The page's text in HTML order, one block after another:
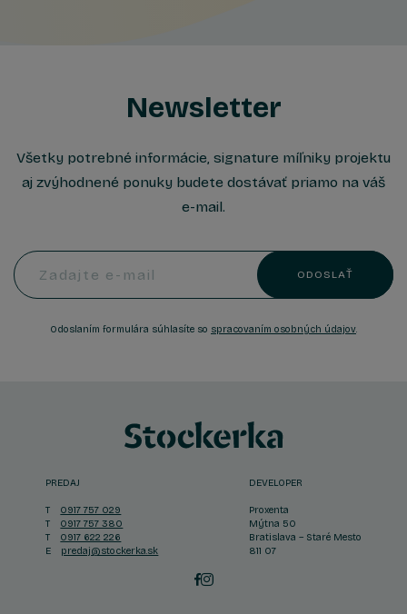
Newsletter
Všetky potrebné informácie, signature míľniky projektu
aj zvýhodnené ponuky budete dostávať priamo na váš
e-mail.
Zadajte e-mail ODOSLAŤ
Odoslaním formulára súhlasíte so spracovaním osobných údajov.
PREDAJ
T
0917 757 029
T
0917 757 380
T
0917 622 226
E
predaj@stockerka.sk
DEVELOPER
Proxenta
Mýtna 50
Bratislava – Staré Mesto
811 07